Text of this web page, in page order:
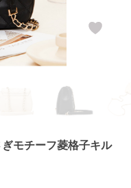
モチーフ菱格子キル